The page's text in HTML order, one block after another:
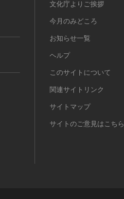
文化庁よりご挨拶
今月のみどころ
お知らせ一覧
ヘルプ
このサイトについて
関連サイトリンク
サイトマップ
サイトのご意見はこちら